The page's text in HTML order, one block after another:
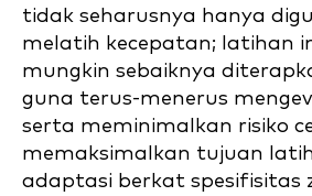
tidak seharusnya hanya
melatih kecepatan; latihan
mungkin sebaiknya
guna terus-menerus
serta meminimalkan risiko
memaksimalkan tujuan
adaptasi berkat spesifisitas